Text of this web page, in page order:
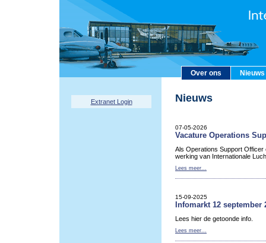
Over ons Nieuws
Extranet Login Nieuws
07-05-2026
Vacature Operations
Als Operations Support Officer
werking van Internationale
Lees meer...
15-09-2025
Infomarkt 12 september
Lees hier de getoonde info.
Lees meer...